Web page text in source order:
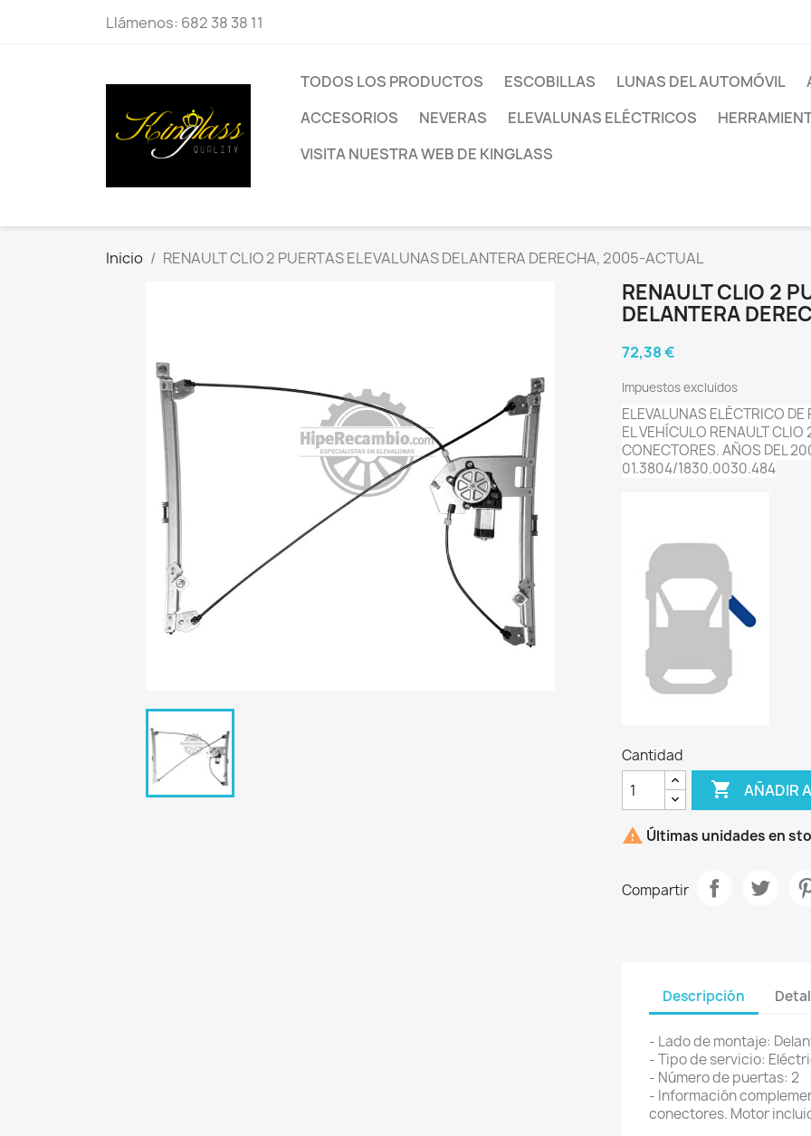
Llámenos: 682 38 38 11
TODOS LOS PRODUCTOS ESCOBILLAS LUNAS DEL AUTOMÓVIL
ACCESORIOS
NEVERAS ELEVALUNAS ELÉCTRICOS
VISITA NUESTRA WEB DE KINGLASS
Inicio RENAULT CLIO 2 PUERTAS ELEVALUNAS DELANTERA DERECHA, 2005-ACTUAL
RENAULT CLIO 2
DELANTERA
72,38 €
Impuestos excluidos
ELEVALUNAS ELÉCTRICO
EL VEHÍCULO RENAULT CLIO
CONECTORES. AÑOS DEL
01.3804/1830.0030.484
Cantidad
 AÑADIR
 Últimas unidades en
Compartir
Descripción
- Lado de montaje:
- Tipo de servicio:
- Número de puertas: 2
- Información
conectores. Motor